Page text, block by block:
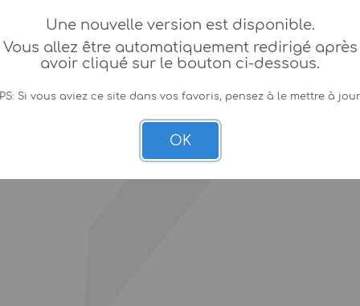
Une nouvelle version est disponible.
Vous allez être automatiquement redirigé après
avoir cliqué sur le bouton ci-dessous.
PS: Si vous aviez ce site dans vos favoris, pensez à le mettre à
OK